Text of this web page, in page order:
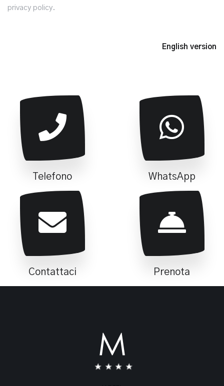
privacy policy.
English version
Telefono WhatsApp
Contattaci Prenota